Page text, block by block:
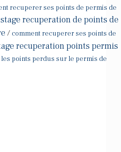
recuperer ses points de permis de
stage recuperation de points de
/ comment recuperer ses points de
recuperation points permis
points perdus sur le permis de